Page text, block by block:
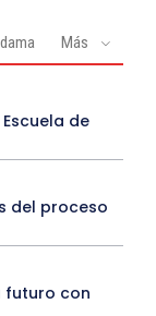
Más
de
del proceso
futuro con